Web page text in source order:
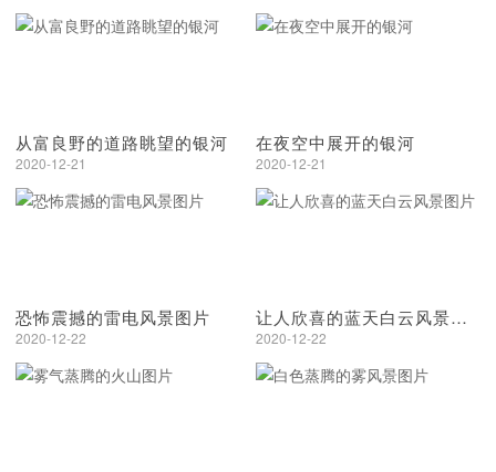
从富良野的道路眺望的银河
2020-12-21
在夜空中展开的银河
2020-12-21
恐怖震撼的雷电风景图片
2020-12-22
让人欣喜的蓝天白云风景图片
2020-12-22